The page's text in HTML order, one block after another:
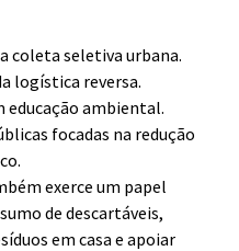
coleta seletiva urbana.
logística reversa.
ambiental.
focadas na redução
exerce um papel
de descartáveis,
em casa e apoiar